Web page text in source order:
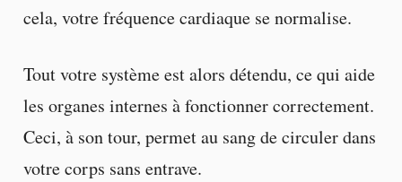
cela, votre fréquence cardiaque se normalise.
Tout votre système est alors détendu, ce qui aide
les organes internes à fonctionner correctement.
Ceci, à son tour, permet au sang de circuler dans
votre corps sans entrave.